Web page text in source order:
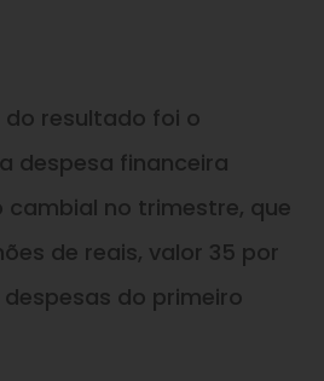
resultado foi o
despesa financeira
cambial no trimestre, que
de reais, valor 35 por
do primeiro